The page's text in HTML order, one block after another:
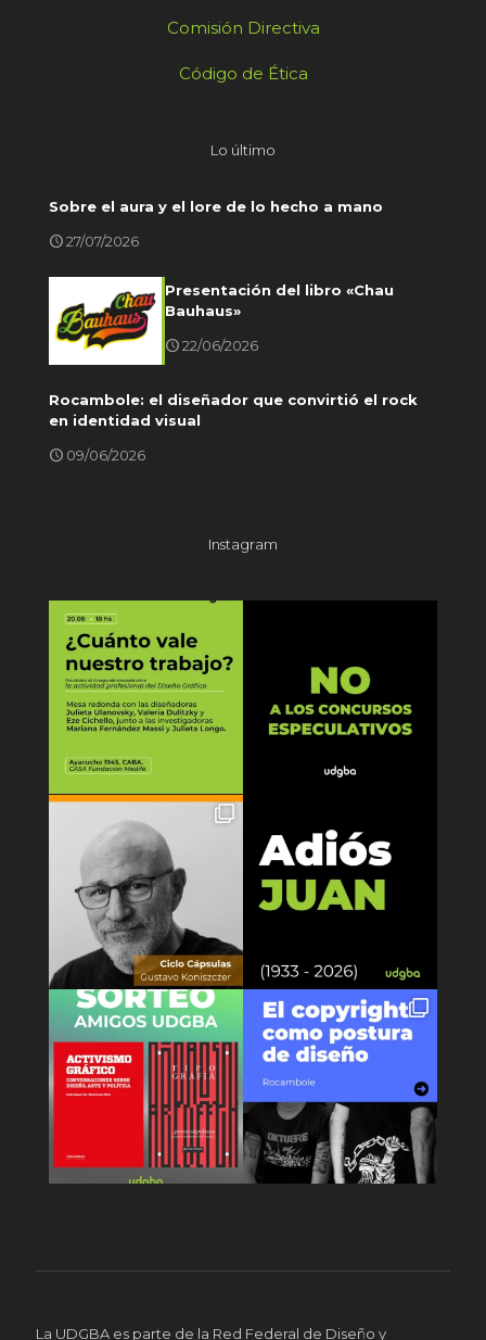
Comisión Directiva
Código de Ética
Lo último
Sobre el aura y el lore de lo hecho a mano
27/07/2026
Presentación del libro «Chau
Bauhaus»
22/06/2026
Rocambole: el diseñador que convirtió el rock
en identidad visual
09/06/2026
Instagram
La UDGBA es parte de la Red Federal de Diseño y